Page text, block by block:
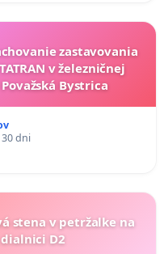
zastavovania
v železničnej
Bystrica
dni
stena v petržalke na
dialnici D2